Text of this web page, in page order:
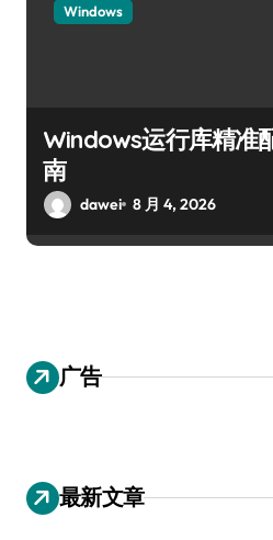
Windows
Windows运行库精准
南
dawei 8 月 4, 2026
广告
最新文章